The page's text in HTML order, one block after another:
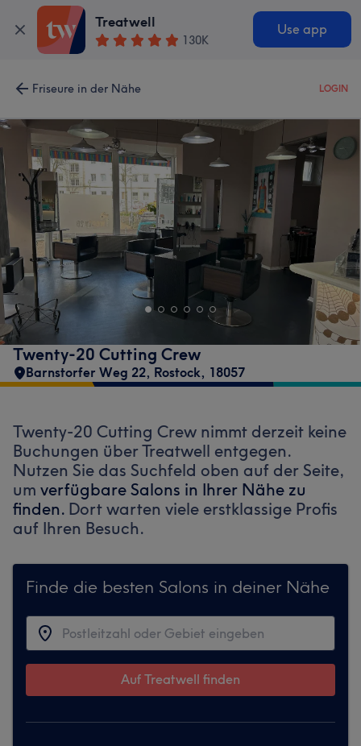
Treatwell
130K
Use app
Friseure in der Nähe LOGIN
Twenty-20 Cutting Crew
Barnstorfer Weg 22, Rostock, 18057
Twenty-20 Cutting Crew nimmt derzeit keine
Buchungen über Treatwell entgegen.
Nutzen Sie das Suchfeld oben auf der Seite,
um verfügbare Salons in Ihrer Nähe zu
finden. Dort warten viele erstklassige Profis
auf Ihren Besuch.
Finde die besten Salons in deiner Nähe
Auf Treatwell finden